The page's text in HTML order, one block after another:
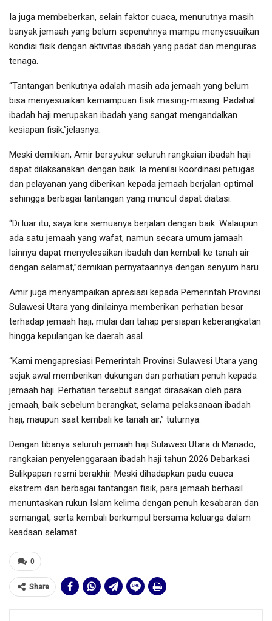
Ia juga membeberkan, selain faktor cuaca, menurutnya masih
banyak jemaah yang belum sepenuhnya mampu menyesuaikan
kondisi fisik dengan aktivitas ibadah yang padat dan menguras
tenaga.
“Tantangan berikutnya adalah masih ada jemaah yang belum
bisa menyesuaikan kemampuan fisik masing-masing. Padahal
ibadah haji merupakan ibadah yang sangat mengandalkan
kesiapan fisik,”jelasnya.
Meski demikian, Amir bersyukur seluruh rangkaian ibadah haji
dapat dilaksanakan dengan baik. Ia menilai koordinasi petugas
dan pelayanan yang diberikan kepada jemaah berjalan optimal
sehingga berbagai tantangan yang muncul dapat diatasi.
“Di luar itu, saya kira semuanya berjalan dengan baik. Walaupun
ada satu jemaah yang wafat, namun secara umum jamaah
lainnya dapat menyelesaikan ibadah dan kembali ke tanah air
dengan selamat,”demikian pernyataannya dengan senyum haru.
Amir juga menyampaikan apresiasi kepada Pemerintah Provinsi
Sulawesi Utara yang dinilainya memberikan perhatian besar
terhadap jemaah haji, mulai dari tahap persiapan keberangkatan
hingga kepulangan ke daerah asal.
“Kami mengapresiasi Pemerintah Provinsi Sulawesi Utara yang
sejak awal memberikan dukungan dan perhatian penuh kepada
jemaah haji. Perhatian tersebut sangat dirasakan oleh para
jemaah, baik sebelum berangkat, selama pelaksanaan ibadah
haji, maupun saat kembali ke tanah air,” tuturnya.
Dengan tibanya seluruh jemaah haji Sulawesi Utara di Manado,
rangkaian penyelenggaraan ibadah haji tahun 2026 Debarkasi
Balikpapan resmi berakhir. Meski dihadapkan pada cuaca
ekstrem dan berbagai tantangan fisik, para jemaah berhasil
menuntaskan rukun Islam kelima dengan penuh kesabaran dan
semangat, serta kembali berkumpul bersama keluarga dalam
keadaan selamat
0
Share